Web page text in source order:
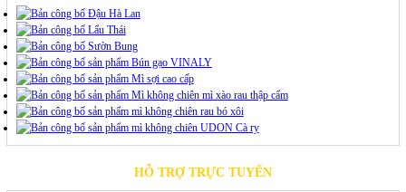
HỖ TRỢ TRỰC TUYẾN